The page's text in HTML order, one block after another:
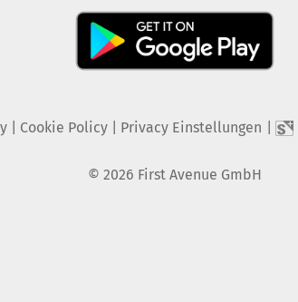
| Cookie Policy| Privacy Einstellungen
© 2026 First Avenue GmbH